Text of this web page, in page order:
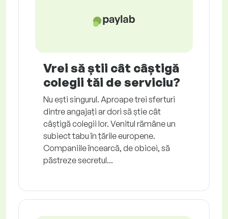
Vrei să știi cât câștigă
colegii tăi de serviciu?
Nu ești singurul. Aproape trei sferturi
dintre angajați ar dori să știe cât
câștigă colegii lor. Venitul rămâne un
subiect tabu în țările europene.
Companiile încearcă, de obicei, să
păstreze secretul...